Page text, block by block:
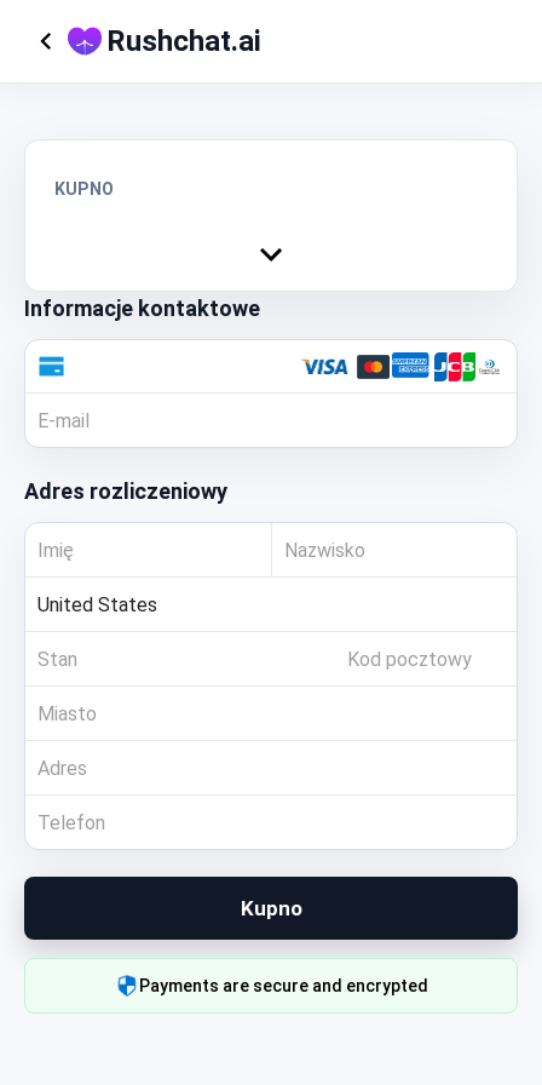
Rushchat.ai
KUPNO
Informacje kontaktowe
Adres rozliczeniowy
Kupno
Payments are secure and encrypted